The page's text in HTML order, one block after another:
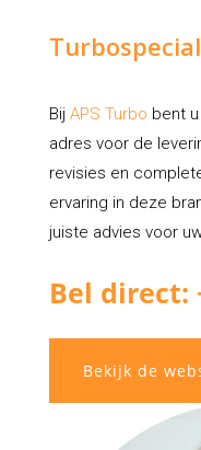
Bij APS Turbo bent
adres voor de
revisies en
ervaring in deze
juiste advies voor
Bel direct:
Bekijk de